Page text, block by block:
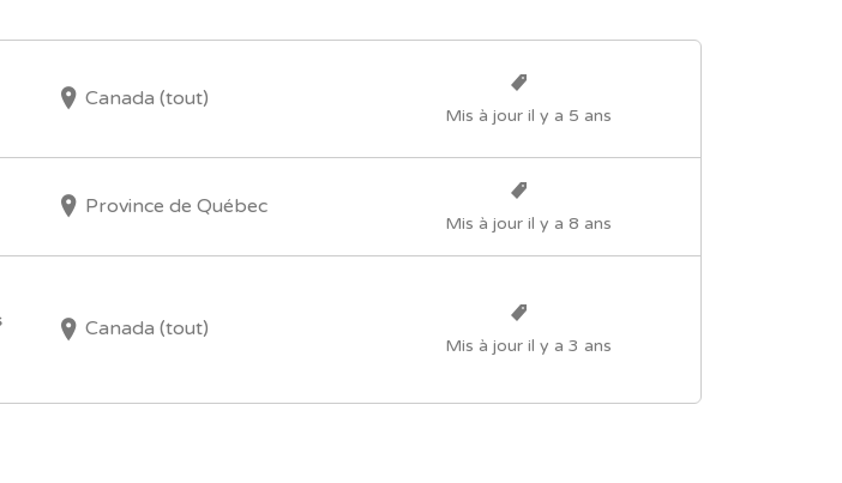
Canada (tout)
Mis à jour il y a 5 ans
Province de Québec
Mis à jour il y a 8 ans
Canada (tout)
Mis à jour il y a 3 ans